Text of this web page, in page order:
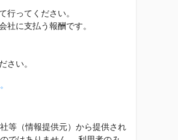
行ってください。
に支払う報酬です。
さい。
等（情報提供元）から提供され